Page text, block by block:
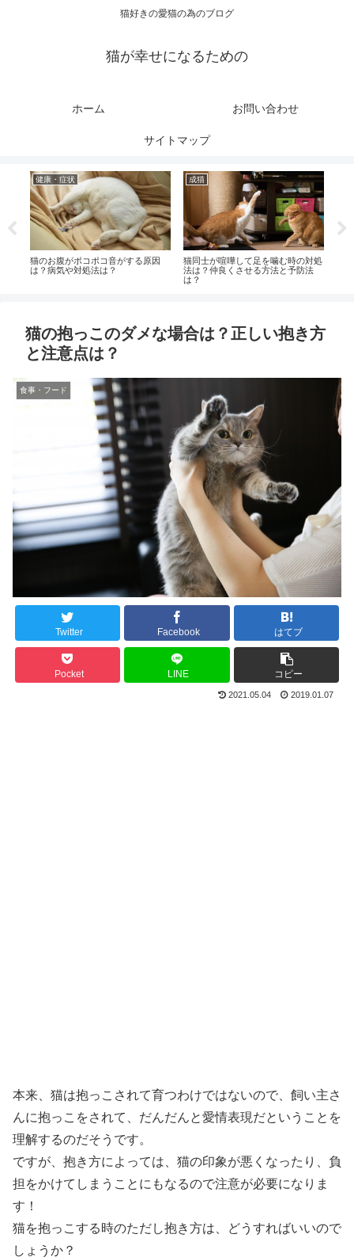
猫好きの愛猫の為のブログ
猫が幸せになるための
ホーム お問い合わせ
サイトマップ
健康・症状
猫のお腹がポコポコ音がする原因
は？病気や対処法は？
成猫
猫同士が喧嘩して足を噛む時の対処
法は？仲良くさせる方法と予防法
は？
猫の抱っこのダメな場合は？正しい抱き方
と注意点は？
食事・フード
Twitter Facebook はてブ
Pocket LINE コピー
2021.05.04 2019.01.07
本来、猫は抱っこされて育つわけではないので、飼い主さ
んに抱っこをされて、だんだんと愛情表現だということを
理解するのだそうです。
ですが、抱き方によっては、猫の印象が悪くなったり、負
担をかけてしまうことにもなるので注意が必要になりま
す！
猫を抱っこする時のただし抱き方は、どうすればいいので
しょうか？